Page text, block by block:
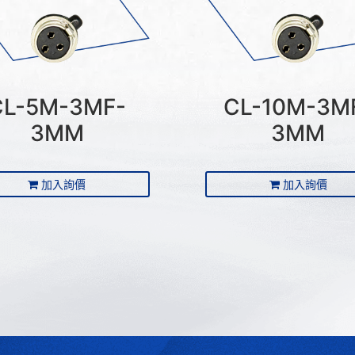
5M-3MF-
3MM
加入詢價
CL-10M-
3MM
加入詢價